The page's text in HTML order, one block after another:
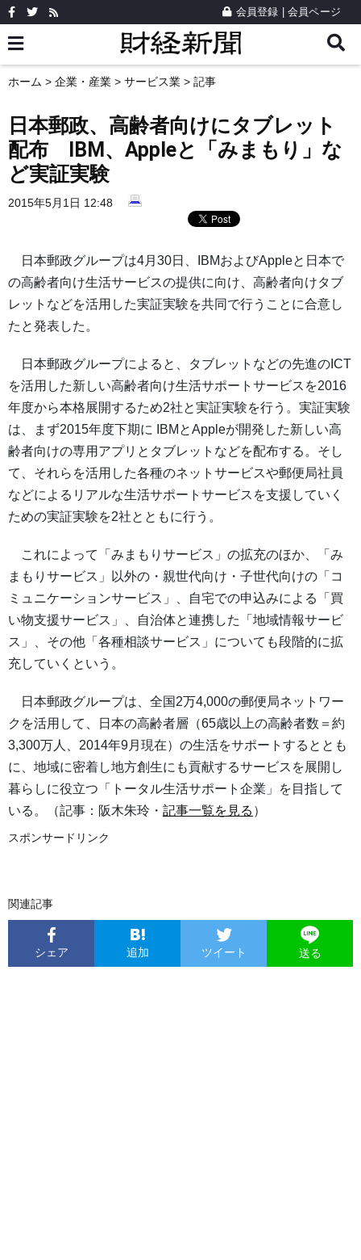
会員登録 会員ページ
ホーム > 企業・産業 > サービス業 > 記事
日本郵政、高齢者向けにタブレット
配布 IBM、Appleと「みまもり」な
ど実証実験
2015年5月1日 12:48
日本郵政グループは4月30日、IBMおよびAppleと日本で
の高齢者向け生活サービスの提供に向け、高齢者向けタブ
レットなどを活用した実証実験を共同で行うことに合意し
たと発表した。
日本郵政グループによると、タブレットなどの先進のICT
を活用した新しい高齢者向け生活サポートサービスを2016
年度から本格展開するため2社と実証実験を行う。実証実験
は、まず2015年度下期に IBMとAppleが開発した新しい高
齢者向けの専用アプリとタブレットなどを配布する。そし
て、それらを活用した各種のネットサービスや郵便局社員
などによるリアルな生活サポートサービスを支援していく
ための実証実験を2社とともに行う。
これによって「みまもりサービス」の拡充のほか、「み
まもりサービス」以外の・親世代向け・子世代向けの「コ
ミュニケーションサービス」、自宅での申込みによる「買
い物支援サービス」、自治体と連携した「地域情報サービ
ス」、その他「各種相談サービス」についても段階的に拡
充していくという。
日本郵政グループは、全国2万4,000の郵便局ネットワー
クを活用して、日本の高齢者層（65歳以上の高齢者数＝約
3,300万人、2014年9月現在）の生活をサポートするととも
に、地域に密着し地方創生にも貢献するサービスを展開し
暮らしに役立つ「トータル生活サポート企業」を目指して
いる。（記事：阪木朱玲・ 記事一覧を見る ）
スポンサードリンク
関連記事
シェア 追加 ツイート 送る